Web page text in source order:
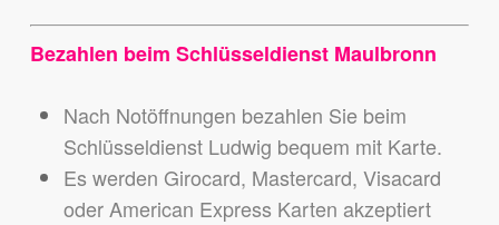
Bezahlen beim Schlüsseldienst Maulbronn
Nach Notöffnungen bezahlen Sie beim
Schlüsseldienst Ludwig bequem mit Karte.
Es werden Girocard, Mastercard, Visacard
oder American Express Karten akzeptiert